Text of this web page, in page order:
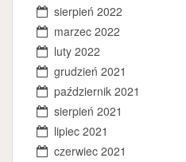
sierpień 2022
marzec 2022
luty 2022
grudzień 2021
październik 2021
sierpień 2021
lipiec 2021
czerwiec 2021